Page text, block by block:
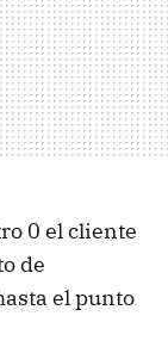
0 el cliente
de
el punto